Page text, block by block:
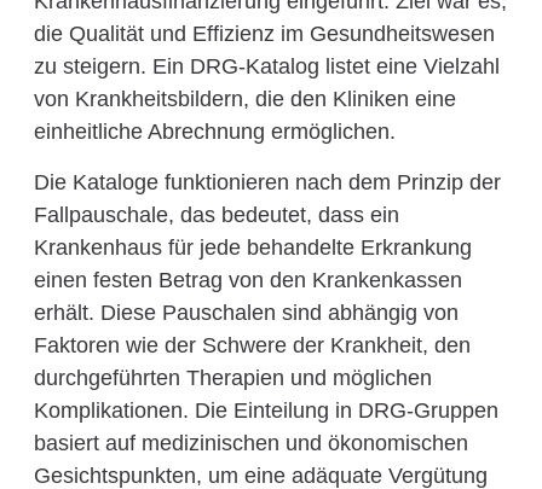
die Qualität und Effizienz im Gesundheitswesen
zu steigern. Ein DRG-Katalog listet eine Vielzahl
von Krankheitsbildern, die den Kliniken eine
einheitliche Abrechnung ermöglichen.
Die Kataloge funktionieren nach dem Prinzip der
Fallpauschale, das bedeutet, dass ein
Krankenhaus für jede behandelte Erkrankung
einen festen Betrag von den Krankenkassen
erhält. Diese Pauschalen sind abhängig von
Faktoren wie der Schwere der Krankheit, den
durchgeführten Therapien und möglichen
Komplikationen. Die Einteilung in DRG-Gruppen
basiert auf medizinischen und ökonomischen
Gesichtspunkten, um eine adäquate Vergütung